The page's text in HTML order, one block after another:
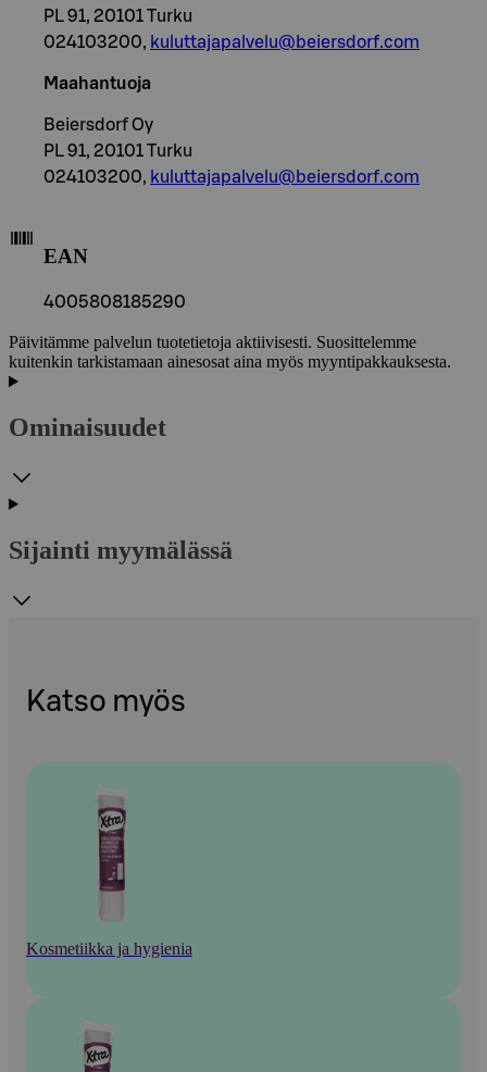
PL 91, 20101 Turku
024103200, kuluttajapalvelu@beiersdorf.com
Maahantuoja
Beiersdorf Oy
PL 91, 20101 Turku
024103200, kuluttajapalvelu@beiersdorf.com
EAN
4005808185290
Päivitämme palvelun tuotetietoja aktiivisesti. Suosittelemme
kuitenkin tarkistamaan ainesosat aina myös myyntipakkauksesta.
Ominaisuudet
Sijainti myymälässä
Katso myös
Kosmetiikka ja hygienia